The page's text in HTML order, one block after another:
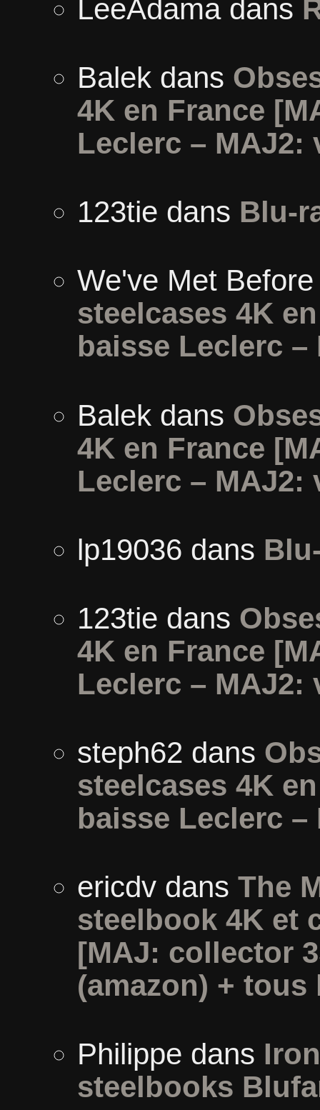
LeeAdamadans
Balekdans
4K en France
Leclerc –
123tie dans Blu-
We've Met Before
steelcases 4K
baisse Leclerc
Balekdans
4K en France
Leclerc –
lp19036 dans
123tie dans
4K en France
Leclerc –
steph62 dans
steelcases 4K
baisse Leclerc
ericdvdans The
steelbook 4K et
[MAJ: collector
(amazon) +
Philippe dans
steelbooks